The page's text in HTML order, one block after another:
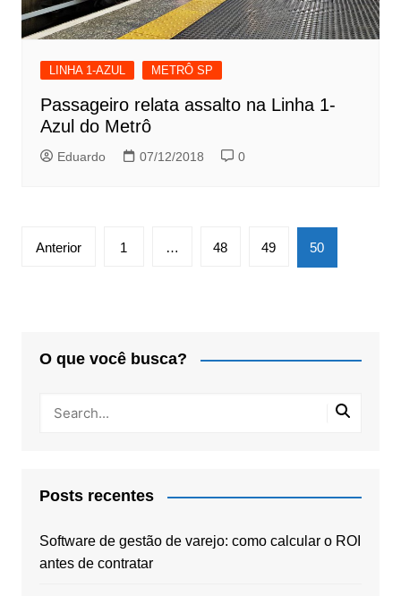
LINHA 1-AZUL METRÔ SP
Passageiro relata assalto na Linha 1-
Azul do Metrô
Eduardo 07/12/2018 0
Paginação
Anterior 1 … 48 49 50
O que você busca?
Posts recentes
Software de gestão de varejo: como calcular o ROI
antes de contratar